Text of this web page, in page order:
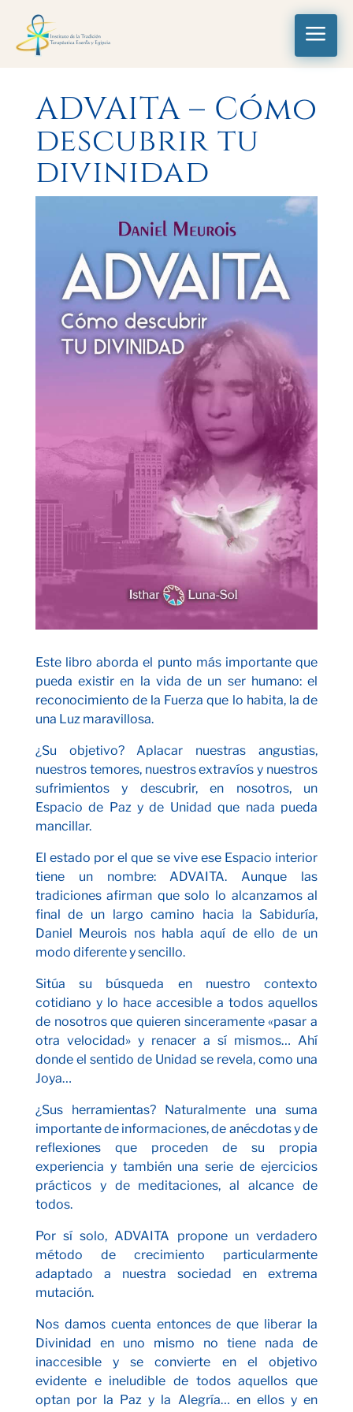
a
ADVAITA – Cómo
descubrir tu
divinidad
Este libro aborda el punto más importante que
pueda existir en la vida de un ser humano: el
reconocimiento de la Fuerza que lo habita, la de
una Luz maravillosa.
¿Su objetivo? Aplacar nuestras angustias,
nuestros temores, nuestros extravíos y nuestros
sufrimientos y descubrir, en nosotros, un
Espacio de Paz y de Unidad que nada pueda
mancillar.
El estado por el que se vive ese Espacio interior
tiene un nombre: ADVAITA. Aunque las
tradiciones afirman que solo lo alcanzamos al
final de un largo camino hacia la Sabiduría,
Daniel Meurois nos habla aquí de ello de un
modo diferente y sencillo.
Sitúa su búsqueda en nuestro contexto
cotidiano y lo hace accesible a todos aquellos
de nosotros que quieren sinceramente «pasar a
otra velocidad» y renacer a sí mismos… Ahí
donde el sentido de Unidad se revela, como una
Joya…
¿Sus herramientas? Naturalmente una suma
importante de informaciones, de anécdotas y de
reflexiones que proceden de su propia
experiencia y también una serie de ejercicios
prácticos y de meditaciones, al alcance de
todos.
Por sí solo, ADVAITA propone un verdadero
método de crecimiento particularmente
adaptado a nuestra sociedad en extrema
mutación.
Nos damos cuenta entonces de que liberar la
Divinidad en uno mismo no tiene nada de
inaccesible y se convierte en el objetivo
evidente e ineludible de todos aquellos que
optan por la Paz y la Alegría… en ellos y en